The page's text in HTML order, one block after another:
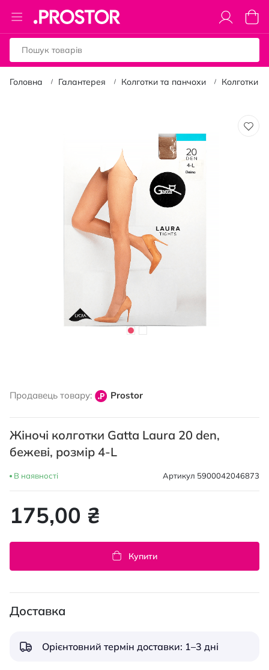
Toggle
Nav
Кошик
Головна Галантерея Колготки та панчохи Колготки
початку
зображень
Продавець товару: Prostor
Жіночі колготки Gatta Laura 20 den,
бежеві, розмір 4-L
В наявності Артикул 5900042046873
175,00 ₴
Купити
Доставка
Орієнтовний термін доставки: 1–3 дні